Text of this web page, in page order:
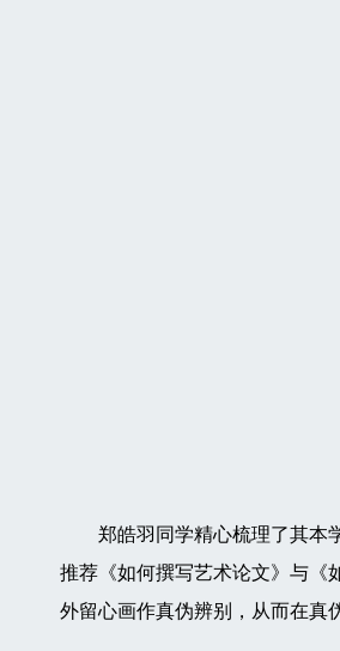
郑皓羽同学精心梳理了其本学
推荐《如何撰写艺术论文》与《
外留心画作真伪辨别，从而在真